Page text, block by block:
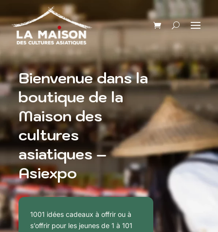
Bienvenue dans la
boutique de la
Maison des
cultures
asiatiques –
Asiexpo
1001 idées cadeaux à offrir ou à
s’offrir pour les jeunes de 1 à 101